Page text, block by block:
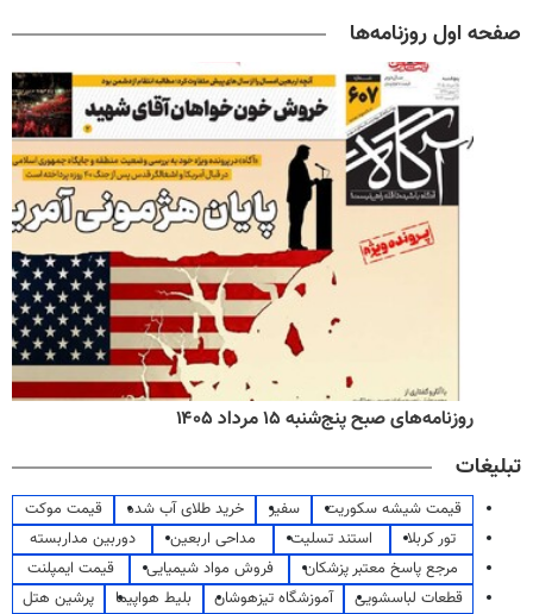
صفحه اول روزنامه‌ها
روزنامه‌های صبح پنج‌شنبه ۱۵ مرداد ۱۴۰۵
تبلیغات
قیمت شیشه سکوریت سفیر خرید طلای آب شده
قیمت موکت
تور کربلا
استند تسلیت مداحی اربعین
دوربین مداربسته
مرجع پاسخ معتبر پزشکان
فروش مواد شیمیایی
قیمت ایمپلنت
قطعات لباسشویی
آموزشگاه تیزهوشان بلیط هواپیما
پرشین هتل